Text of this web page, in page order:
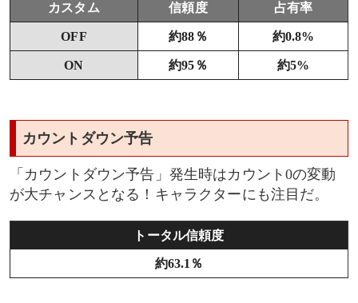
シンクロリーチ
シンジ
アスカ
カヲル
零号機リーチ(CG系エヴァリーチ)
カスタム 信頼度 占有率
OFF 約88％ 約0.8%
ON 約95％ 約5%
カウントダウン予告
「カウントダウン予告」発生時はカウント0の変動
が大チャンスとなる！キャラクターにも注目だ。
トータル信頼度
約63.1％